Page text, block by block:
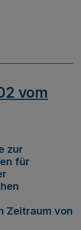
vom
zur
für
Zeitraum von